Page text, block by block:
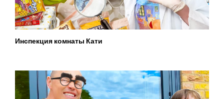
Инспекция комнаты Кати